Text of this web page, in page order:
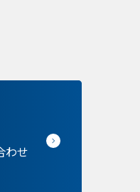
わせ